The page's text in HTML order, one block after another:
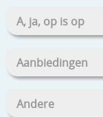
A, ja, op is op
Aanbiedingen
Andere